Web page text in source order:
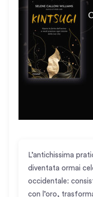
L’antichissima
diventata ormai
occidentale:
con l’oro,